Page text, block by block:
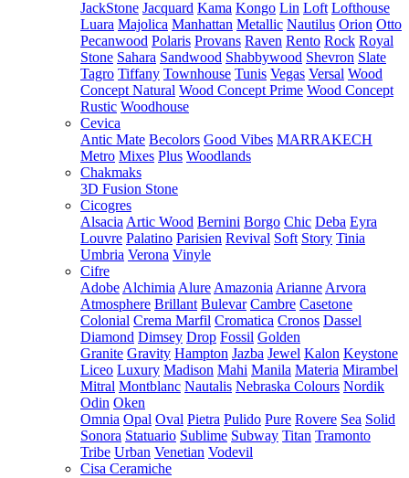
JackStone Jacquard Kama Kongo Lin Loft Lofthouse
Luara Majolica Manhattan Metallic Nautilus Orion Otto
Pecanwood Polaris Provans Raven Rento Rock Royal
Stone Sahara Sandwood Shabbywood Shevron Slate
Tagro Tiffany Townhouse Tunis Vegas Versal Wood
Concept Natural Wood Concept Prime Wood Concept
Rustic Woodhouse
Cevica
Antic Mate Becolors Good Vibes MARRAKECH
Metro Mixes Plus Woodlands
Chakmaks
3D Fusion Stone
Cicogres
Alsacia Artic Wood Bernini Borgo Chic Deba Eyra
Louvre Palatino Parisien Revival Soft Story Tinia
Umbria Verona Vinyle
Cifre
Adobe Alchimia Alure Amazonia Arianne Arvora
Atmosphere Brillant Bulevar Cambre Casetone
Colonial Crema Marfil Cromatica Cronos Dassel
Diamond Dimsey Drop Fossil Golden
Granite Gravity Hampton Jazba Jewel Kalon Keystone
Liceo Luxury Madison Mahi Manila Materia Mirambel
Mitral Montblanc Nautalis Nebraska Colours Nordik
Odin Oken
Omnia Opal Oval Pietra Pulido Pure Rovere Sea Solid
Sonora Statuario Sublime Subway Titan Tramonto
Tribe Urban Venetian Vodevil
Cisa Ceramiche